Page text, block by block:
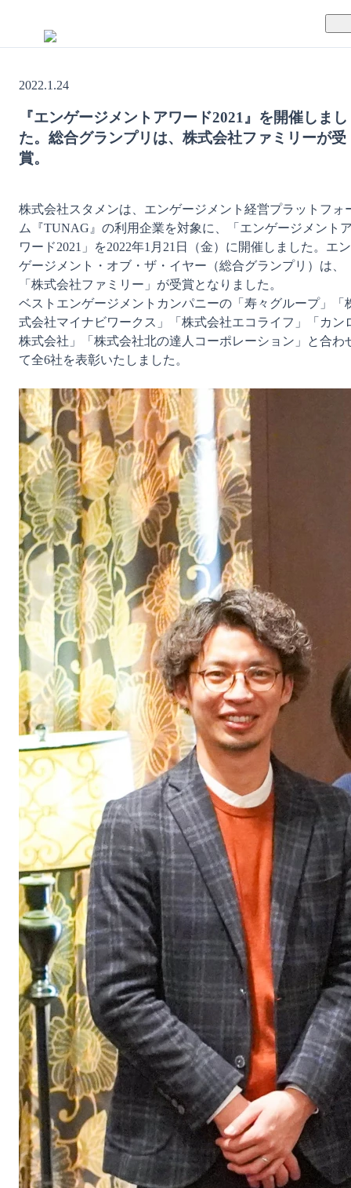
サポート体制
料金案内
導入事例
運営会社
セミナー
お役立ち資料
資料ダウンロード
無料デモを見る
2022.1.24
『エンゲージメントアワード2021』を開催しまし
た。総合グランプリは、株式会社ファミリーが受
賞。
株式会社スタメンは、エンゲージメント経営プラットフォ
ム『TUNAG』の利用企業を対象に、「エンゲージメント
ワード2021」を2022年1⽉21⽇（⾦）に開催しました。エン
ゲージメント・オブ・ザ・イヤー（総合グランプリ）は、
「株式会社ファミリー」が受賞となりました。
ベストエンゲージメントカンパニーの「寿々グループ」「
式会社マイナビワークス」「株式会社エコライフ」「カン
株式会社」「株式会社北の達人コーポレーション」と合わ
て全6社を表彰いたしました。